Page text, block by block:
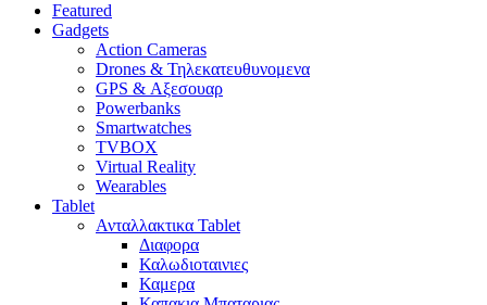
Featured
Gadgets
Action Cameras
Drones & Τηλεκατευθυνομενα
GPS & Αξεσουαρ
Powerbanks
Smartwatches
TVBOX
Virtual Reality
Wearables
Tablet
Ανταλλακτικα Tablet
Διαφορα
Καλωδιοταινιες
Καμερα